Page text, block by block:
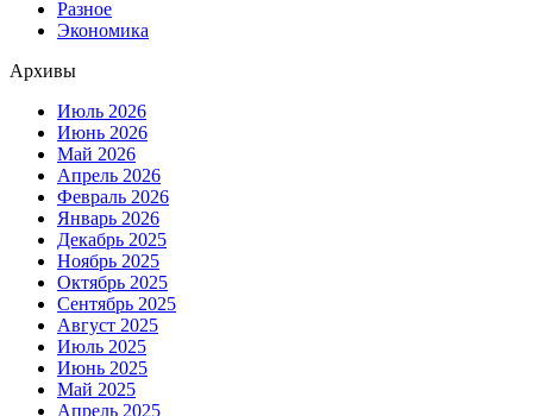
Разное
Экономика
Архивы
Июль 2026
Июнь 2026
Май 2026
Апрель 2026
Февраль 2026
Январь 2026
Декабрь 2025
Ноябрь 2025
Октябрь 2025
Сентябрь 2025
Август 2025
Июль 2025
Июнь 2025
Май 2025
Апрель 2025